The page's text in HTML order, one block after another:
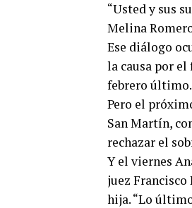
“Usted y sus
Melina
Ese diálogo
la causa por
febrero último.
Pero el
San Martín,
rechazar el
Y el viernes
juez
hija. “Lo